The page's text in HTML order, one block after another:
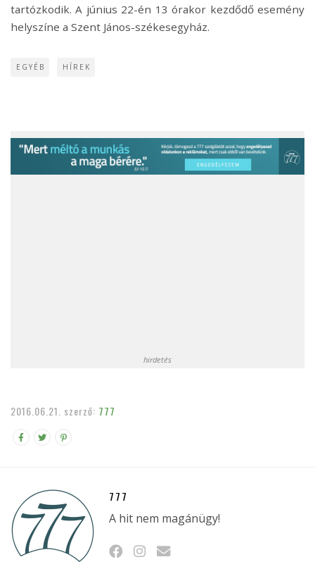
tartózkodik. A június 22-én 13 órakor kezdődő esemény
helyszíne a Szent János-székesegyház.
EGYÉB HÍREK
hirdetés
2016.06.21. szerző: 777
777
A hit nem magánügy!